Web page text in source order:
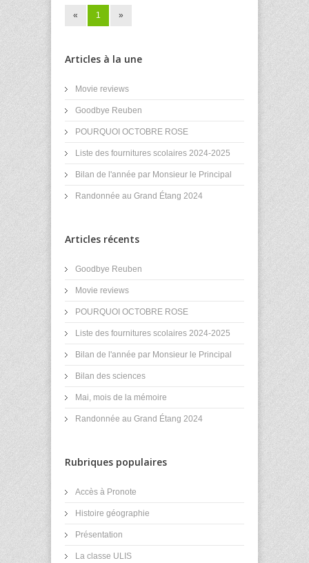
« 1 »
Articles à la une
Movie reviews
Goodbye Reuben
POURQUOI OCTOBRE ROSE
Liste des fournitures scolaires 2024-2025
Bilan de l'année par Monsieur le Principal
Randonnée au Grand Étang 2024
Articles récents
Goodbye Reuben
Movie reviews
POURQUOI OCTOBRE ROSE
Liste des fournitures scolaires 2024-2025
Bilan de l'année par Monsieur le Principal
Bilan des sciences
Mai, mois de la mémoire
Randonnée au Grand Étang 2024
Rubriques populaires
Accès à Pronote
Histoire géographie
Présentation
La classe ULIS